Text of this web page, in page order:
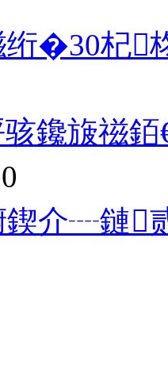
绗�30杞
鑱旇禌
鍥介┈鏈